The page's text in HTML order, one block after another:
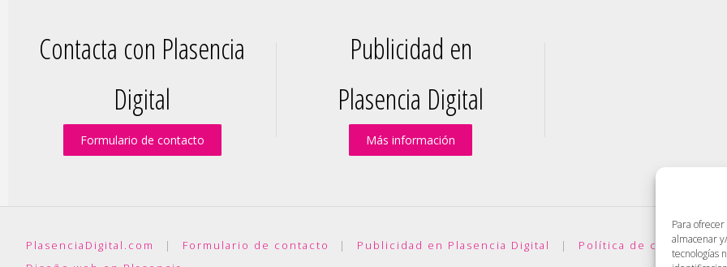
Para
almacenar
tecnologías
Contacta con Plasencia
Digital
Formulario de contacto
Publicidad en
Plasencia Digital
Más información
PlasenciaDigital.com | Formulario de contacto | Publicidad en Plasencia Digital |
Política de cookies (UE)